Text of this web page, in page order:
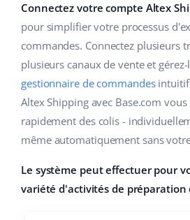
Gestion logistique
Automatisation des flux
Base Connect
L'IA au service du e-commerce
Maison et jardin
Produits pour enfants
Électronique
Pièces automobiles
Supermarché
Santé et beauté
Aide
Académie
Blog
Services
Audit des comptes
english (US)
english (GB)
english (IN)
čeština
deutsch
Ελληνικά
Connectez votre compte Altex
pour simplifier votre processus
commandes. Connectez plusieurs
plusieurs canaux de vente et
gestionnaire de commandes
Altex Shipping avec Base.com
rapidement des colis -
même automatiquement sans
Le système peut effectuer pour
variété d'activités de préparation